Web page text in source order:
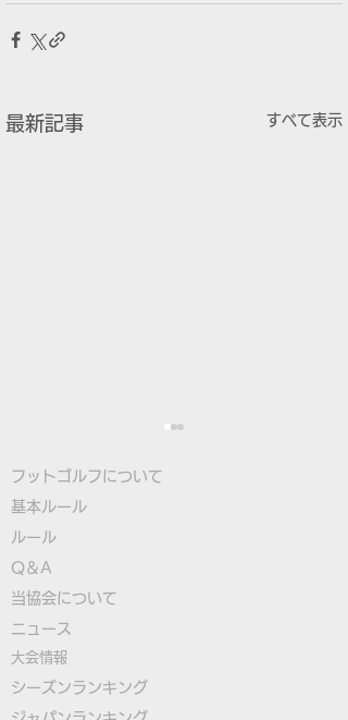
最新記事 すべて表示
北海道オープン2021の
参加受付は6月24日午前
0時から
フットゴルフについて
基本ルール
ルール
Q＆A
​当協会について
​ニュース
大会情報
シーズンランキング